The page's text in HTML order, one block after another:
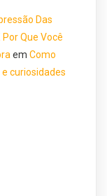
Das
Por Que Você
em Como
curiosidades